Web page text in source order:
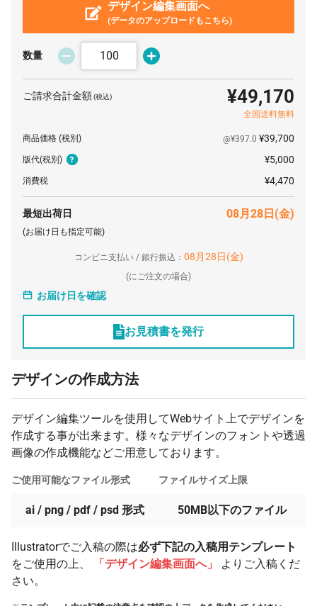
¥378 ¥5,500
デザイン編集画面へ
(データのアップロードもこちら)
数量
ご請求合計金額(税込) ¥49,170
全国送料無料
商品価格 (税別) @¥397.0 ¥39,700
版代(税別) ¥5,000
消費税 ¥4,470
最短出荷日 08月28日(金)
(お届け日も指定可能)
コンビニ支払い / 銀行振込： 08月28日(金)
(にご注文の場合)
お届け日を確認
お見積書を発行
デザインの作成方法
デザイン編集ツールを使用してWebサイト上でデザインを
作成する事が出来ます。様々なデザインのフォントや透過
画像の作成機能などご用意しております。
ご使用可能なファイル形式
ai / png / pdf / psd 形式
ファイルサイズ上限
50MB以下のファイル
Illustratorでご入稿の際は必ず下記の入稿用テンプレート
をご使用の上、
「デザイン編集画面へ」
よりご入稿くだ
さい。